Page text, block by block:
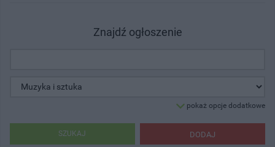
Znajdź ogłoszenie
pokaż opcje dodatkowe
DODAJ
SZUKAJ